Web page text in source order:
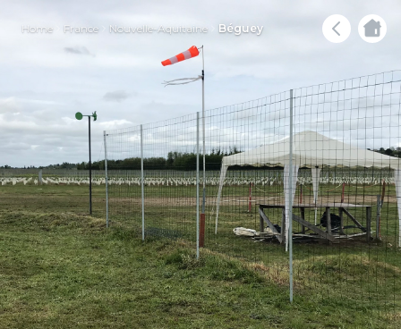
Home France Nouvelle-Aquitaine Béguey